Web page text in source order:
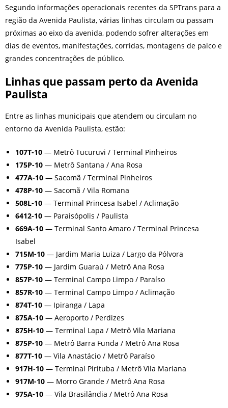
Segundo informações operacionais recentes da SPTrans para a
região da Avenida Paulista, várias linhas circulam ou passam
próximas ao eixo da avenida, podendo sofrer alterações em
dias de eventos, manifestações, corridas, montagens de palco e
grandes concentrações de público.
Linhas que passam perto da Avenida
Paulista
Entre as linhas municipais que atendem ou circulam no
entorno da Avenida Paulista, estão:
107T-10 — Metrô Tucuruvi / Terminal Pinheiros
175P-10 — Metrô Santana / Ana Rosa
477A-10 — Sacomã / Terminal Pinheiros
478P-10 — Sacomã / Vila Romana
508L-10 — Terminal Princesa Isabel / Aclimação
6412-10 — Paraisópolis / Paulista
669A-10 — Terminal Santo Amaro / Terminal Princesa
Isabel
715M-10 — Jardim Maria Luiza / Largo da Pólvora
775P-10 — Jardim Guaraú / Metrô Ana Rosa
857P-10 — Terminal Campo Limpo / Paraíso
857R-10 — Terminal Campo Limpo / Aclimação
874T-10 — Ipiranga / Lapa
875A-10 — Aeroporto / Perdizes
875H-10 — Terminal Lapa / Metrô Vila Mariana
875P-10 — Metrô Barra Funda / Metrô Ana Rosa
877T-10 — Vila Anastácio / Metrô Paraíso
917H-10 — Terminal Pirituba / Metrô Vila Mariana
917M-10 — Morro Grande / Metrô Ana Rosa
975A-10 — Vila Brasilândia / Metrô Ana Rosa